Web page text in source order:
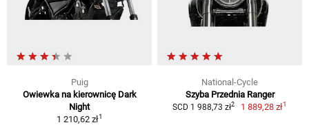
Puig
Owiewka na kierownicę Dark
Night
1 210,62 zł1
National-Cycle
Szyba Przednia Ranger
SCD 1 988,73 zł2 1 889,28 zł1